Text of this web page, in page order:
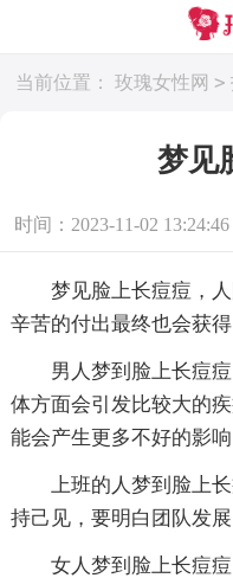
当前位置： 玫瑰女性网 >
梦见
时间：2023-11-02 13:24:46
梦见脸上长痘痘，人
辛苦的付出最终也会获得
男人梦到脸上长痘痘
体方面会引发比较大的
能会产生更多不好的影响
上班的人梦到脸上长
持己见，要明白团队发展
女人梦到脸上长痘痘